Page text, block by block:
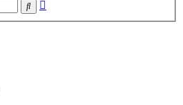
Suche